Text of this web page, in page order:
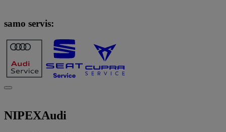
samo servis:
NIPEXAudi